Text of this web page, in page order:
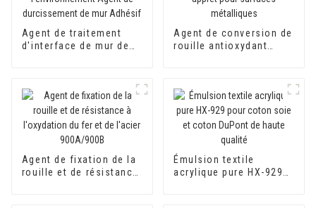
Agent de traitement
d'interface de mur de
de durcissement de mur
Adhésif
Agent de conversion de
rouille antioxydant
Agent de fixation de la
rouille et de résistance
Émulsion textile
acrylique pure HX-929